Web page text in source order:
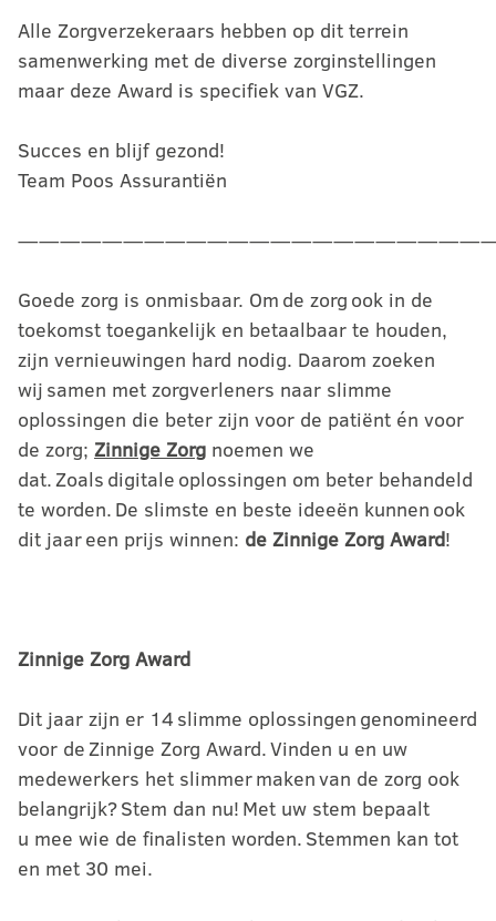
Alle Zorgverzekeraars hebben op dit terrein
samenwerking met de diverse zorginstellingen
maar deze Award is specifiek van VGZ.
Succes en blijf gezond!
Team Poos Assurantiën
Goede zorg is onmisbaar. Om de zorg ook in de
toekomst toegankelijk en betaalbaar te houden,
zijn vernieuwingen hard nodig. Daarom zoeken
wij samen met zorgverleners naar slimme
oplossingen die beter zijn voor de patiënt én voor
de zorg; Zinnige Zorg noemen we
dat. Zoals digitale oplossingen om beter behandeld
te worden. De slimste en beste ideeën kunnen ook
dit jaar een prijs winnen: de Zinnige Zorg Award!
Zinnige Zorg Award
Dit jaar zijn er 14 slimme oplossingen genomineerd
voor de Zinnige Zorg Award. Vinden u en uw
medewerkers het slimmer maken van de zorg ook
belangrijk? Stem dan nu! Met uw stem bepaalt
u mee wie de finalisten worden. Stemmen kan tot
en met 30 mei.